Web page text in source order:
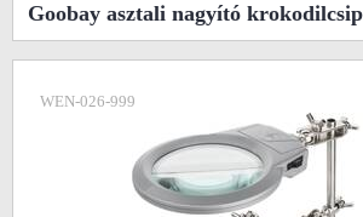
Goobay asztali nagyító
WEN-026-999